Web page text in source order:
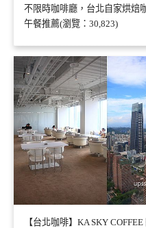
不限時咖啡廳，台北自家烘焙
午餐推薦(瀏覽：30,823)
【台北咖啡】KA SKY